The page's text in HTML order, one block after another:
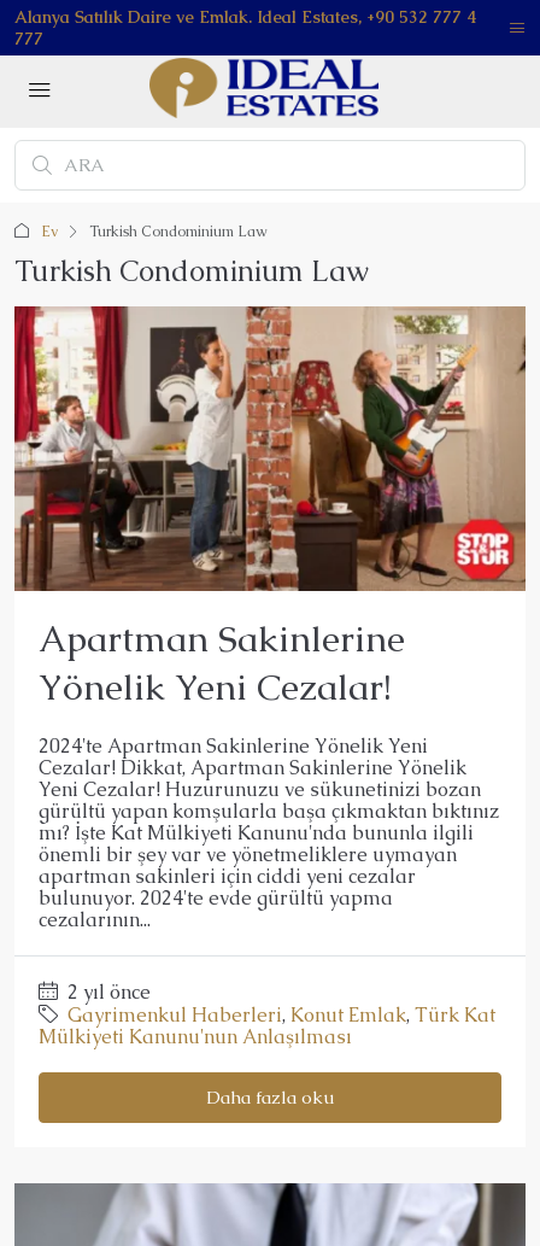
Alanya Satılık Daire ve Emlak. Ideal Estates, +90 532 777 4
777
Ev Turkish Condominium Law
Turkish Condominium Law
Apartman Sakinlerine
Yönelik Yeni Cezalar!
2024'te Apartman Sakinlerine Yönelik Yeni
Cezalar! Dikkat, Apartman Sakinlerine Yönelik
Yeni Cezalar! Huzurunuzu ve sükunetinizi bozan
gürültü yapan komşularla başa çıkmaktan bıktınız
mı? İşte Kat Mülkiyeti Kanunu'nda bununla ilgili
önemli bir şey var ve yönetmeliklere uymayan
apartman sakinleri için ciddi yeni cezalar
bulunuyor. 2024'te evde gürültü yapma
cezalarının...
2 yıl önce
Gayrimenkul Haberleri, Konut Emlak, Türk Kat
Mülkiyeti Kanunu'nun Anlaşılması
Daha fazla oku